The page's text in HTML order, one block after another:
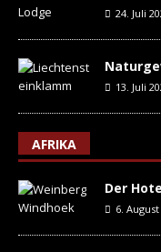
24. Juli
13. Juli
AFRIKA
Der
6.